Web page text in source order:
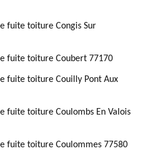
fuite toiture Congis Sur
fuite toiture Coubert 77170
fuite toiture Couilly Pont Aux
fuite toiture Coulombs En Valois
fuite toiture Coulommes 77580